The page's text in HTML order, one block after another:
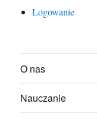
Logowanie
O nas
Nauczanie